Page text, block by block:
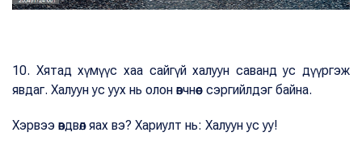
10. Хятад хүмүүс хаа сайгүй халуун саванд ус дүүргэж
явдаг. Халуун ус уух нь олон өвчнөөс сэргийлдэг байна.
Хэрвээ өвдвөл яах вэ? Хариулт нь: Халуун ус уу!